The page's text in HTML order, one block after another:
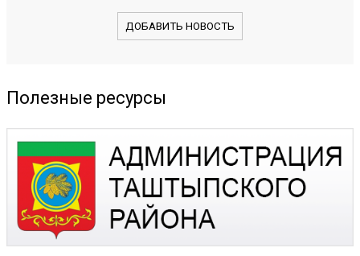
ДОБАВИТЬ НОВОСТЬ
Полезные ресурсы